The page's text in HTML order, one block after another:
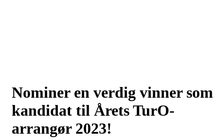
Nominer en verdig vinner som
kandidat til Årets TurO-
arrangør 2023!